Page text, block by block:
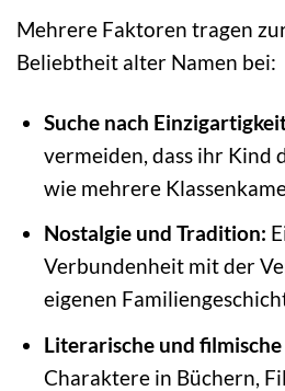
Mehrere Faktoren tragen
Beliebtheit alter Namen bei:
Suche nach
vermeiden, dass ihr Kind
wie mehrere
Nostalgie und Tradition:
Verbundenheit mit der
eigenen
Literarische und filmische
Charaktere in Büchern,